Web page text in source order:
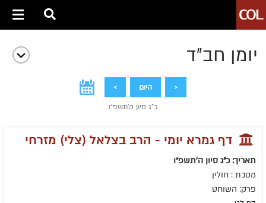
יומן חב״ד
< היום >
כ"ג סיון ה׳תשפ״ו
דף גמרא יומי - הרב בצלאל (צלי) מזרחי
תאריך: כ"ג סיון ה׳תשפ״ו
מסכת : חולין
פרק: השוחט